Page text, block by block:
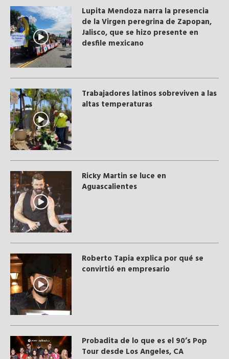
Lupita Mendoza narra la presencia
de la Virgen peregrina de Zapopan,
Jalisco, que se hizo presente en
desfile mexicano
Trabajadores latinos sobreviven a las
altas temperaturas
Ricky Martin se luce en
Aguascalientes
Roberto Tapia explica por qué se
convirtió en empresario
Probadita de lo que es el 90’s Pop
Tour desde Los Angeles, CA